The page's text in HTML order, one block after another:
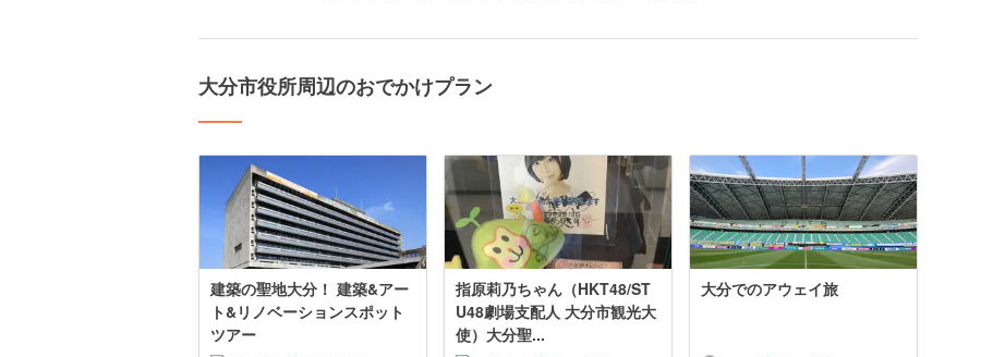
大分市役所周辺のおでかけプラン
建築の聖地大分！ 建築&アー
ト&リノベーションスポット
ツアー
指原莉乃ちゃん（HKT48/ST
U48劇場支配人 大分市観光大
使）大分聖...
大分でのアウェイ旅